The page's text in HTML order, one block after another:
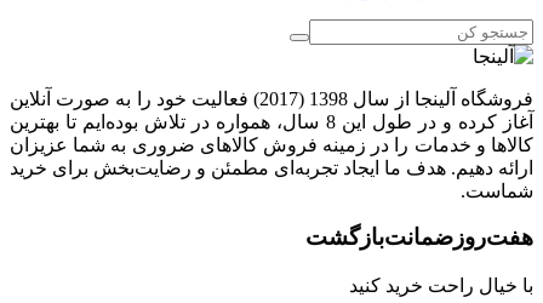
فروشگاه آلینجا از سال 1398 (2017) فعالیت خود را به صورت آنلاین
آغاز کرده و در طول این 8 سال، همواره در تلاش بوده‌ایم تا بهترین
کالاها و خدمات را در زمینه فروش کالاهای ضروری به شما عزیزان
ارائه دهیم. هدف ما ایجاد تجربه‌ای مطمئن و رضایت‌بخش برای خرید
شماست.
هفت‌روز‌ضمانت‌بازگشت
با خیال راحت خرید کنید